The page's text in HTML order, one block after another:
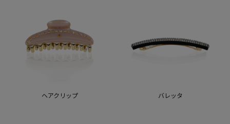
ヘアクリップ バレッタ